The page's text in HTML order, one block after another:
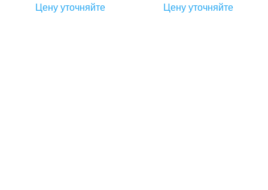
Цену уточняйте Цену уточняйте